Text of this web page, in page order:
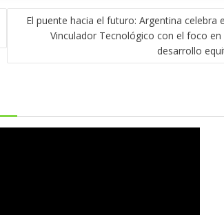
El puente hacia el futuro: Argentina celebra
Vinculador Tecnológico con el foco en
desarrollo